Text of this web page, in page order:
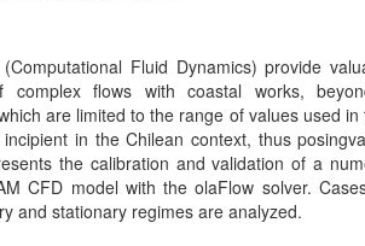
Fluid Dynamics) provide
complex flows with coastal works,
are limited to the range of values used
in the Chilean context, thus
the calibration and validation of a
CFD model with the olaFlow solver.
and stationary regimes are analyzed.